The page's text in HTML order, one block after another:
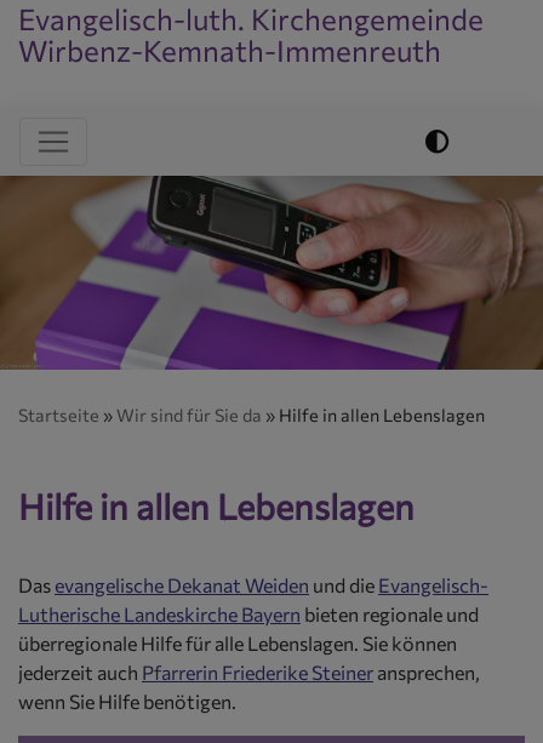
Evangelisch-luth. Kirchengemeinde
Wirbenz-Kemnath-Immenreuth
Hauptnavigation
Startseite Wir sind für Sie da Hilfe in allen Lebenslagen
Hilfe in allen Lebenslagen
Das evangelische Dekanat Weiden und die Evangelisch-
Lutherische Landeskirche Bayern bieten regionale und
überregionale Hilfe für alle Lebenslagen. Sie können
jederzeit auch Pfarrerin Friederike Steiner ansprechen,
wenn Sie Hilfe benötigen.